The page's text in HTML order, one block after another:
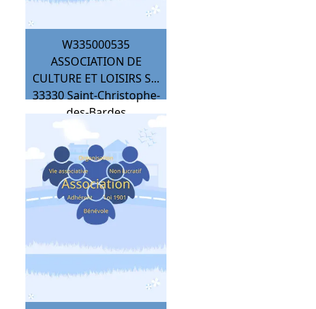
W335000535
ASSOCIATION DE
CULTURE ET LOISIRS S...
33330 Saint-Christophe-
des-Bardes